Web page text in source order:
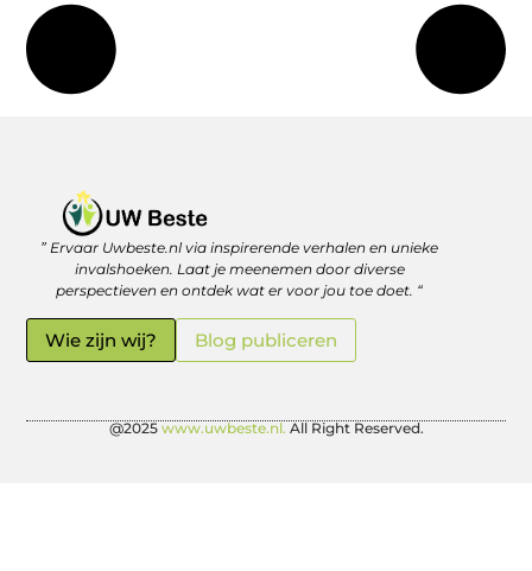
” Ervaar Uwbeste.nl via inspirerende verhalen en unieke
invalshoeken. Laat je meenemen door diverse
perspectieven en ontdek wat er voor jou toe doet. “
Wie zijn wij? Blog publiceren
@2025 www.uwbeste.nl. All Right Reserved.